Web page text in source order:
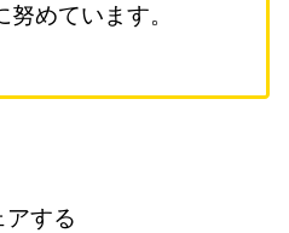
めています。
アする